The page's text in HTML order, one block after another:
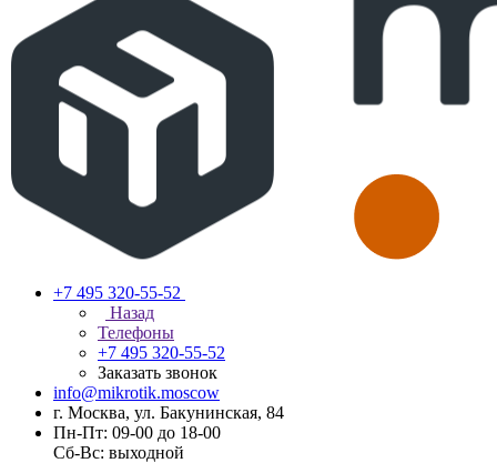
+7 495 320-55-52
Назад
Телефоны
+7 495 320-55-52
Заказать звонок
info@mikrotik.moscow
г. Москва, ул. Бакунинская, 84
Пн-Пт: 09-00 до 18-00
Сб-Вс: выходной